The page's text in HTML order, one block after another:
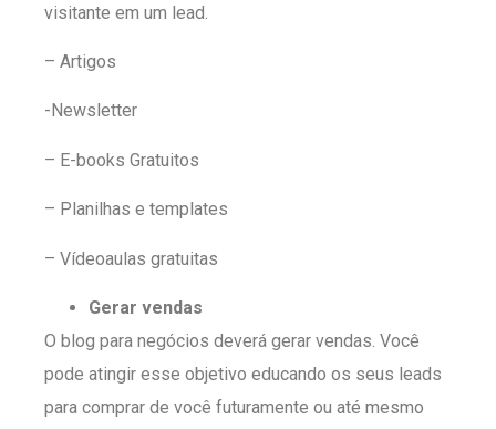
visitante em um lead.
– Artigos
-Newsletter
– E-books Gratuitos
– Planilhas e templates
– Vídeoaulas gratuitas
Gerar vendas
O blog para negócios deverá gerar vendas. Você
pode atingir esse objetivo educando os seus leads
para comprar de você futuramente ou até mesmo